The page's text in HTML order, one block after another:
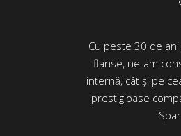
Cu peste 30 de
flanse, ne-am
internă, cât și pe
prestigioase